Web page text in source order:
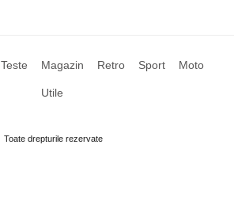
Teste Magazin Retro Sport Moto
Utile
Toate drepturile rezervate